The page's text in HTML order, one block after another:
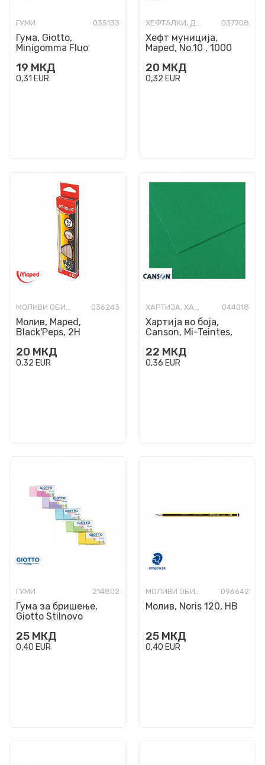
ГУМИ 035133
Гума, Giotto,
Minigomma Fluo
19 МКД
0,31 EUR
ХЕФТАЛКИ, ДУПЧАЛКИ И СПОЈУВАЛКИ 037708
Хефт муниција,
Maped, No.10 , 1000
20 МКД
0,32 EUR
МОЛИВИ ОБИЧНИ 036243
Молив, Maped,
Black'Peps, 2H
20 МКД
0,32 EUR
ХАРТИЈА, ХАМЕРИ И КАРТОНИ ВО БОЈА 044018
Хартија во боја,
Canson, Mi-Teintes,
575
22 МКД
0,36 EUR
ГУМИ 214802
Гума за бришење,
Giotto Stilnovo
бои
25 МКД
0,40 EUR
МОЛИВИ ОБИЧНИ 096642
Молив, Noris 120, HB
25 МКД
0,40 EUR